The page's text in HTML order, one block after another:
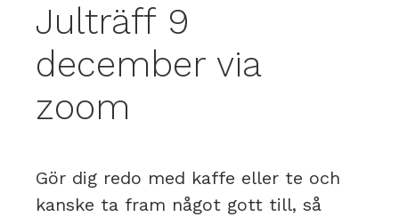
Julträff 9
december via
zoom
Gör dig redo med kaffe eller te och
kanske ta fram något gott till, så